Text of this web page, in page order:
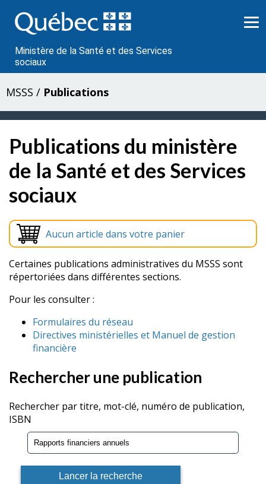
au
contenu
Ministère de la Santé et des Services
sociaux
MSSS / Publications
Publications du ministère
de la Santé et des Services
sociaux
Aucun article dans votre panier
Certaines publications administratives du MSSS sont
répertoriées dans différentes sections.
Pour les consulter :
Formulaires du réseau
Directives ministérielles et Manuel de gestion
financière
Rechercher une publication
Rechercher par titre, mot-clé, numéro de publication,
ISBN